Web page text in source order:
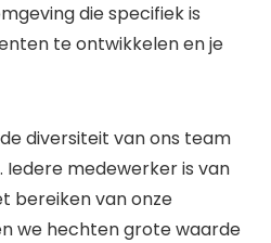
die specifiek is
te ontwikkelen en je
diversiteit van ons team
medewerker is van
bereiken van onze
we hechten grote waarde